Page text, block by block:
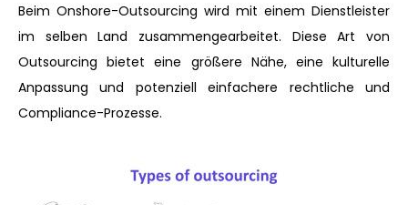
Beim Onshore-Outsourcing wird mit einem Dienstleister
im selben Land zusammengearbeitet. Diese Art von
Outsourcing bietet eine größere Nähe, eine kulturelle
Anpassung und potenziell einfachere rechtliche und
Compliance-Prozesse.